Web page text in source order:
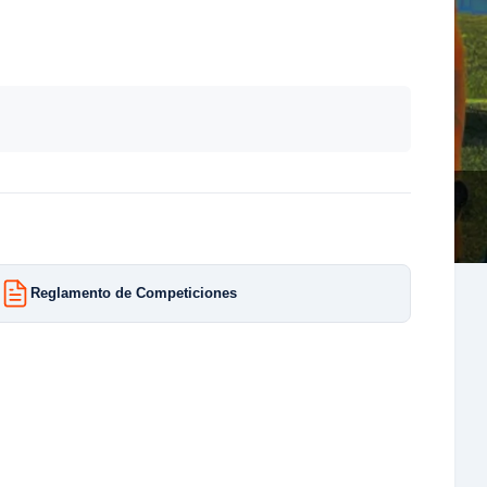
Reglamento de Competiciones